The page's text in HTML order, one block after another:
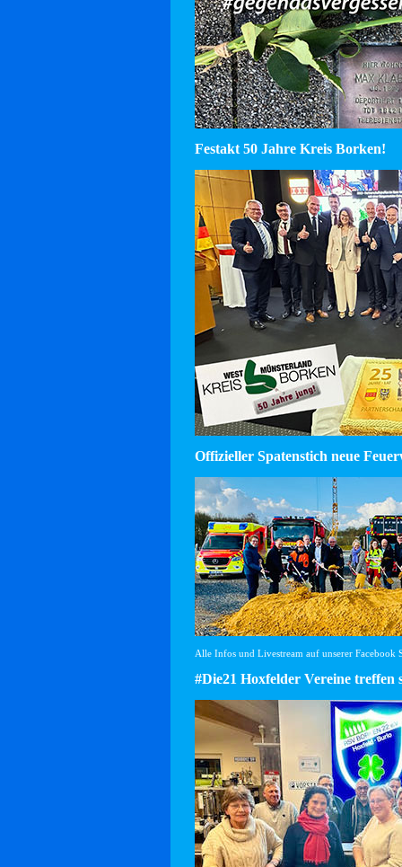
Festakt 50 Jahre Kreis Borken!
Offizieller Spatenstich neue
Alle Infos und Livestream auf unserer Facebook
#Die21 Hoxfelder Vereine treffen